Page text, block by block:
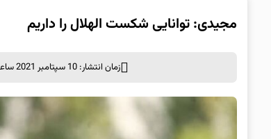
مجیدی: توانایی شکست الهلال را داریم
زمان انتشار: 10 سپتامبر 2021 ساعت 11:34